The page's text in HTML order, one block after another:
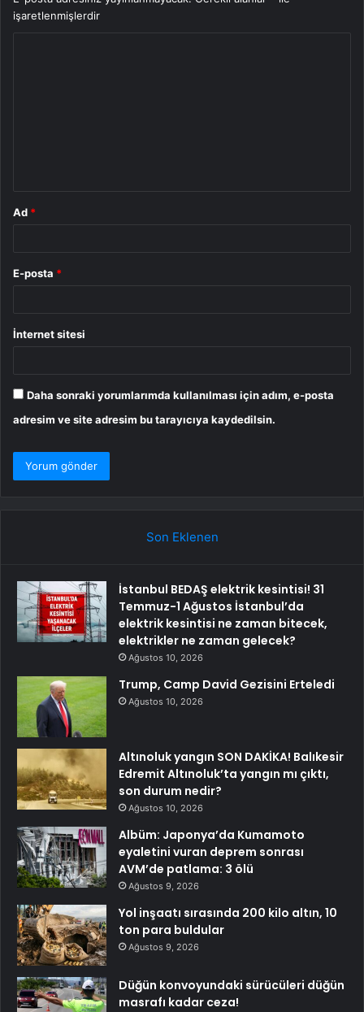
işaretlenmişlerdir
Ad *
E-posta *
İnternet sitesi
Daha sonraki yorumlarımda kullanılması için adım, e-posta
adresim ve site adresim bu tarayıcıya kaydedilsin.
Son Eklenen
İstanbul BEDAŞ elektrik kesintisi! 31
Temmuz-1 Ağustos İstanbul’da
elektrik kesintisi ne zaman bitecek,
elektrikler ne zaman gelecek?
Ağustos 10, 2026
Trump, Camp David Gezisini Erteledi
Ağustos 10, 2026
Altınoluk yangın SON DAKİKA! Balıkesir
Edremit Altınoluk’ta yangın mı çıktı,
son durum nedir?
Ağustos 10, 2026
Albüm: Japonya’da Kumamoto
eyaletini vuran deprem sonrası
AVM’de patlama: 3 ölü
Ağustos 9, 2026
Yol inşaatı sırasında 200 kilo altın, 10
ton para buldular
Ağustos 9, 2026
Düğün konvoyundaki sürücüleri düğün
masrafı kadar ceza!